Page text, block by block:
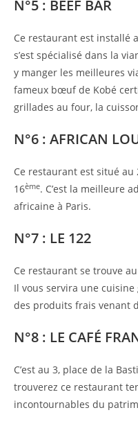
N°5 : BEEF BAR
Ce restaurant est installé
s’est spécialisé dans la
y manger les meilleures
fameux bœuf de Kobé
grillades au four, la
N°6 : AFRICAN
Ce restaurant est situé au
16ème. C’est la meilleure
africaine à Paris.
N°7 : LE 122
Ce restaurant se trouve
Il vous servira une
des produits frais venant
N°8 : LE CAFÉ
C’est au 3, place de la
trouverez ce restaurant
incontournables du